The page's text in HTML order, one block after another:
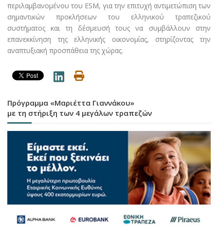
περιλαμβανομένου του ESM, για την επιτυχή αντιμετώπιση των
σημαντικών προκλήσεων του ελληνικού τραπεζικού
συστήματος και τη δέσμευσή τους να συμβάλλουν στην
επανεκκίνηση της ελληνικής οικονομίας, στηρίζοντας την
αναπτυξιακή προσπάθεια της χώρας.
Πρόγραμμα «Μαριέττα Γιαννάκου»
με τη στήριξη των 4 μεγάλων τραπεζών